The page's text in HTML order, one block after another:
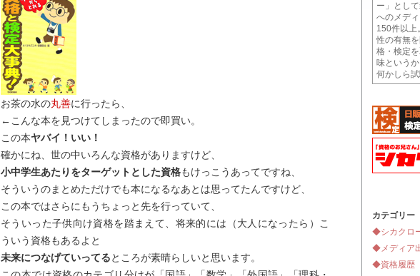
お茶の水の丸善に行ったら、
←こんな本を見つけてしまったので即買い。
この本ヤバイ！いい！
確かにね、世の中いろんな資格がありますけど、
小中学生あたりをターゲットとした資格もけっこうあってですね、
そういうのまとめただけでも本になるなあとは思ってたんですけど、
この本ではさらにもうちょっと先を行っていて、
そういった子供向け資格を踏まえて、将来的には（大人になったら）こ
ういう資格もあるよと
未来につなげていってるところが素晴らしいと思います。
ー」とし
へのメデ
150件以上
性の有無
格・検定
味という
何かしら試
カテゴリー
◆シカクロ
◆メディア
◆資格履歴